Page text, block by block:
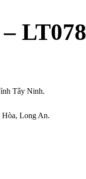
LT078
Tây Ninh.
Long An.